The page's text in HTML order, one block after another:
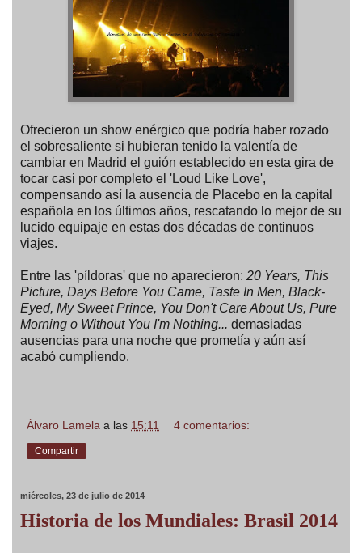
Ofrecieron un show enérgico que podría haber rozado
el sobresaliente si hubieran tenido la valentía de
cambiar en Madrid el guión establecido en esta gira de
tocar casi por completo el 'Loud Like Love',
compensando así la ausencia de Placebo en la capital
española en los últimos años, rescatando lo mejor de su
lucido equipaje en estas dos décadas de continuos
viajes.
Entre las 'píldoras' que no aparecieron: 20 Years, This
Picture, Days Before You Came, Taste In Men, Black-
Eyed, My Sweet Prince, You Don't Care About Us, Pure
Morning o Without You I'm Nothing... demasiadas
ausencias para una noche que prometía y aún así
acabó cumpliendo.
Álvaro Lamela a las 15:11 4 comentarios:
Compartir
miércoles, 23 de julio de 2014
Historia de los Mundiales: Brasil 2014